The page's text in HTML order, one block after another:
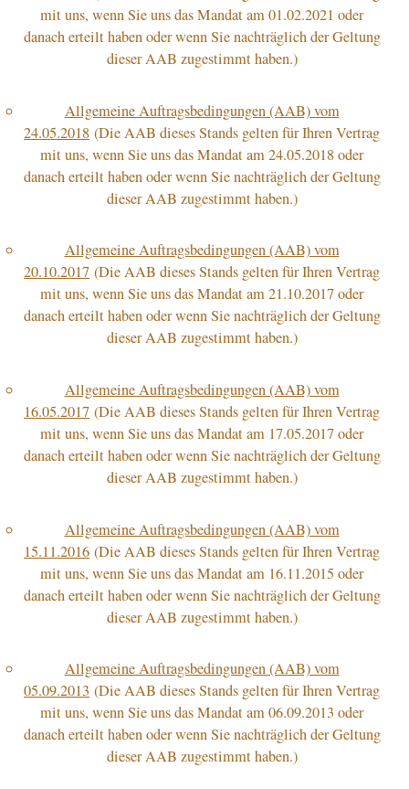
mit uns, wenn Sie uns das Mandat am 01.02.2021 oder
danach erteilt haben oder wenn Sie nachträglich der Geltung
dieser AAB zugestimmt haben.)
Allgemeine Auftragsbedingungen (AAB) vom
24.05.2018 (Die AAB dieses Stands gelten für Ihren Vertrag
mit uns, wenn Sie uns das Mandat am 24.05.2018 oder
danach erteilt haben oder wenn Sie nachträglich der Geltung
dieser AAB zugestimmt haben.)
Allgemeine Auftragsbedingungen (AAB) vom
20.10.2017 (Die AAB dieses Stands gelten für Ihren Vertrag
mit uns, wenn Sie uns das Mandat am 21.10.2017 oder
danach erteilt haben oder wenn Sie nachträglich der Geltung
dieser AAB zugestimmt haben.)
Allgemeine Auftragsbedingungen (AAB) vom
16.05.2017 (Die AAB dieses Stands gelten für Ihren Vertrag
mit uns, wenn Sie uns das Mandat am 17.05.2017 oder
danach erteilt haben oder wenn Sie nachträglich der Geltung
dieser AAB zugestimmt haben.)
Allgemeine Auftragsbedingungen (AAB) vom
15.11.2016 (Die AAB dieses Stands gelten für Ihren Vertrag
mit uns, wenn Sie uns das Mandat am 16.11.2015 oder
danach erteilt haben oder wenn Sie nachträglich der Geltung
dieser AAB zugestimmt haben.)
Allgemeine Auftragsbedingungen (AAB) vom
05.09.2013 (Die AAB dieses Stands gelten für Ihren Vertrag
mit uns, wenn Sie uns das Mandat am 06.09.2013 oder
danach erteilt haben oder wenn Sie nachträglich der Geltung
dieser AAB zugestimmt haben.)